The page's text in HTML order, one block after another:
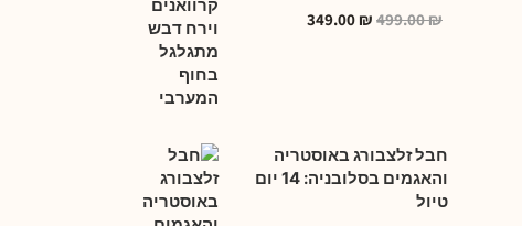
499.00₪
349.00 ₪
חבל זלצבורג באוסטריה
והאגמים בסלובניה: 14 יום
טיול